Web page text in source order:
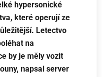
hypersonické
které operují ze
Letectvo
na
by je měly vozit
napsal server